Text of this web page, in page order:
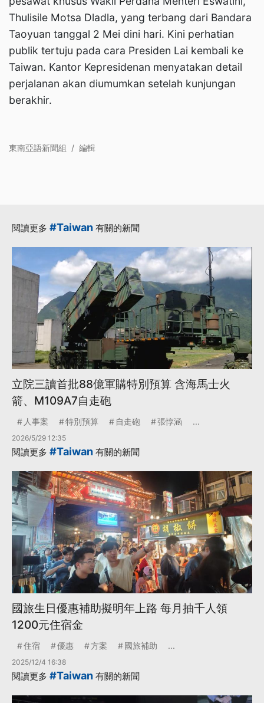
Thulisile Motsa Dladla, yang terbang dari Bandara
Taoyuan tanggal 2 Mei dini hari. Kini perhatian
publik tertuju pada cara Presiden Lai kembali ke
Taiwan. Kantor Kepresidenan menyatakan detail
perjalanan akan diumumkan setelah kunjungan
berakhir.
東南亞語新聞組 / 編輯
閱讀更多 #Taiwan 有關的新聞
立院三讀首批88億軍購特別預算 含海馬士火
箭、M109A7自走砲
人事案 特別預算 自走砲 張惇涵 ...
2026/5/29 12:35
閱讀更多 #Taiwan 有關的新聞
國旅生日優惠補助擬明年上路 每月抽千人領
1200元住宿金
住宿 優惠 方案 國旅補助 ...
2025/12/4 16:38
閱讀更多 #Taiwan 有關的新聞